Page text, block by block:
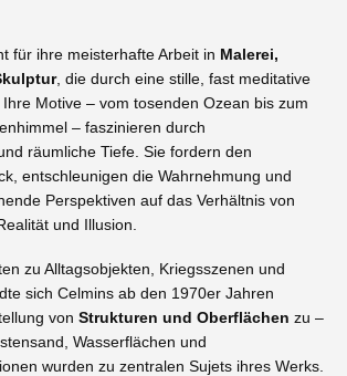
für ihre meisterhafte Arbeit in Malerei,
, die durch eine stille, fast meditative
Motive – vom tosenden Ozean bis zum
– faszinieren durch
räumliche Tiefe. Sie fordern den
entschleunigen die Wahrnehmung und
Perspektiven auf das Verhältnis von
und Illusion.
zu Alltagsobjekten, Kriegsszenen und
sich Celmins ab den 1970er Jahren
von Strukturen und Oberflächen zu –
Wasserflächen und
wurden zu zentralen Sujets ihres Werks.